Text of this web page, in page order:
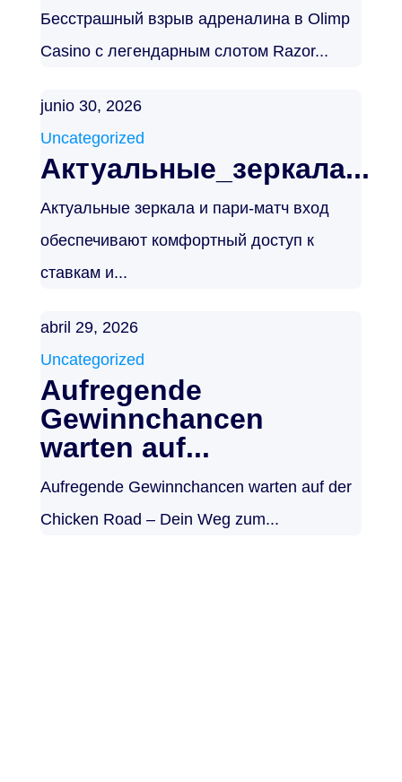
Бесстрашный взрыв адреналина в Olimp
Casino с легендарным слотом Razor...
junio 30, 2026
Uncategorized
Актуальные_зеркала...
Актуальные зеркала и пари-матч вход
обеспечивают комфортный доступ к
ставкам и...
abril 29, 2026
Uncategorized
Aufregende
Gewinnchancen
warten auf...
Aufregende Gewinnchancen warten auf der
Chicken Road – Dein Weg zum...